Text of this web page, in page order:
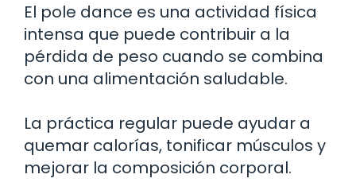
El pole dance es una actividad física
intensa que puede contribuir a la
pérdida de peso cuando se combina
con una alimentación saludable.
La práctica regular puede ayudar a
quemar calorías, tonificar músculos y
mejorar la composición corporal.